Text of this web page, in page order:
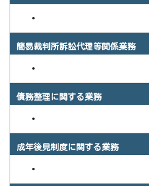
簡易裁判所訴訟代理等関係業務
債務整理に関する業務
成年後見制度に関する業務